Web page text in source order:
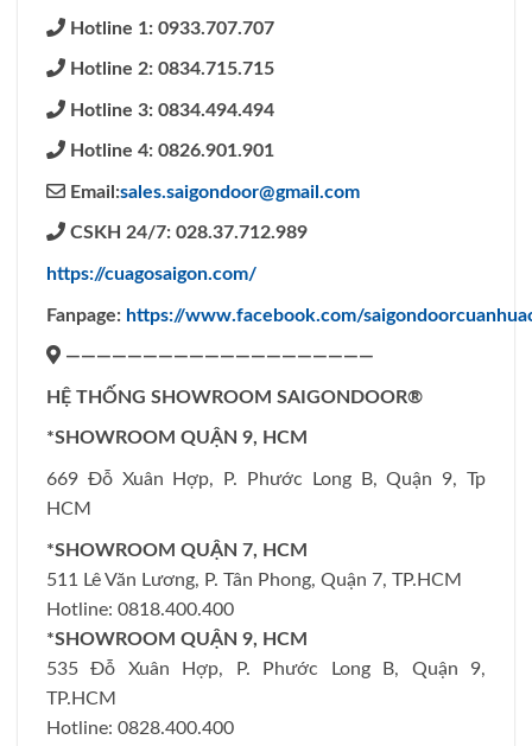
Hotline 1: 0933.707.707
Hotline 2: 0834.715.715
Hotline 3: 0834.494.494
Hotline 4: 0826.901.901
Email:sales.saigondoor@gmail.com
CSKH 24/7: 028.37.712.989
https://cuagosaigon.com/
Fanpage: https://www.facebook.com/
————————————————————
HỆ THỐNG SHOWROOM SAIGONDOOR®
*SHOWROOM QUẬN 9, HCM
669 Đỗ Xuân Hợp, P. Phước Long B, Quận 9, Tp
HCM
*SHOWROOM QUẬN 7, HCM
511 Lê Văn Lương, P. Tân Phong, Quận 7, TP.HCM
Hotline: 0818.400.400
*SHOWROOM QUẬN 9, HCM
535 Đỗ Xuân Hợp, P. Phước Long B, Quận 9,
TP.HCM
Hotline: 0828.400.400